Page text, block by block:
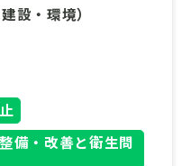
設・環境）
備・改善と衛生問